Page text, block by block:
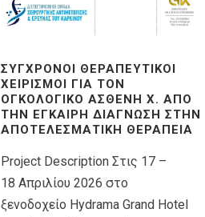
ΣΎΓΧΡΟΝΟΙ ΘΕΡΑΠΕΥΤΙΚΟΊ
ΧΕΙΡΙΣΜΟΊ ΓΙΑ ΤΟΝ
ΟΓΚΟΛΟΓΙΚΌ ΑΣΘΕΝΉ X. ΑΠΌ
ΤΗΝ ΈΓΚΑΙΡΗ ΔΙΆΓΝΩΣΗ ΣΤΗΝ
ΑΠΟΤΕΛΕΣΜΑΤΙΚΉ ΘΕΡΑΠΕΊΑ
Project Description Στις 17 –
18 Απριλίου 2026 στο
ξενοδοχείο Hydrama Grand Hotel